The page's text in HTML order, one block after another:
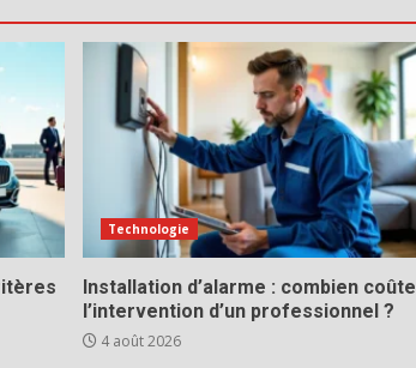
Technologie
Installation d’alarme : combien coûte
l’intervention d’un professionnel ?
4 août 2026